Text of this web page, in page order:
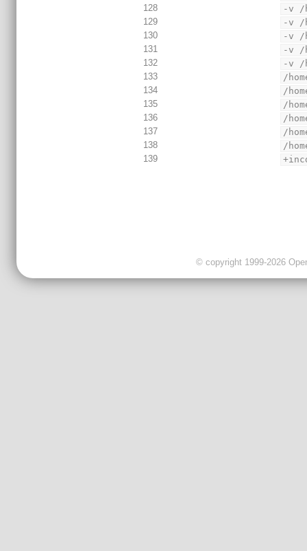
128
-v /
129
-v /
130
-v /
131
-v /
132
-v /
133
/
134
/
135
/
136
/
137
/
138
/
139
© copyright 1999-2026